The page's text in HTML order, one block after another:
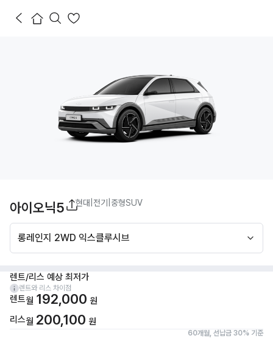
아이오닉5 현대 전기 중형SUV
롱레인지 2WD 익스클루시브
렌트/리스 예상 최저가
렌트와 리스 차이점
렌트월 192,000 원
리스월 200,100 원
60개월, 선납금 30% 기준